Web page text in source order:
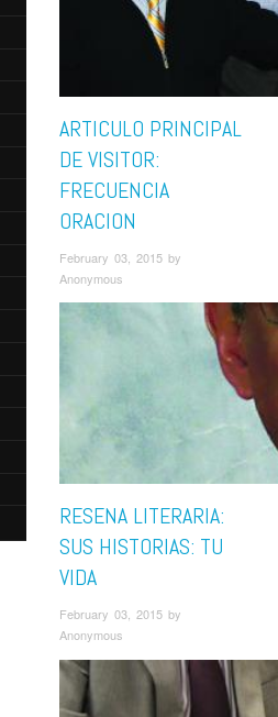
ARTICULO PRINCIPAL
DE VISITOR:
FRECUENCIA
ORACION
February 03, 2015 by
Anonymous
RESENA LITERARIA:
SUS HISTORIAS: TU
VIDA
February 03, 2015 by
Anonymous